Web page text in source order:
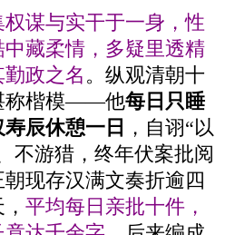
权谋与实干于一身，性
藏柔情，多疑里透精
政之名 。纵观清朝十
称楷模——他每日只睡
辰休憩一日
，自诩“以
不游猎，终年伏案批阅
现存汉满文奏折逾四
平均每日亲批十件，